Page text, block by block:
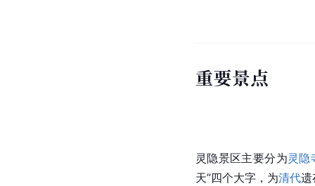
重要景点
灵隐景区主要分为灵隐
天”四个大字，为清代遗